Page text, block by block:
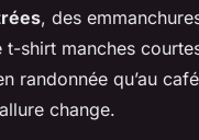
, des
t-shirt manches
randonnée qu’au
change.